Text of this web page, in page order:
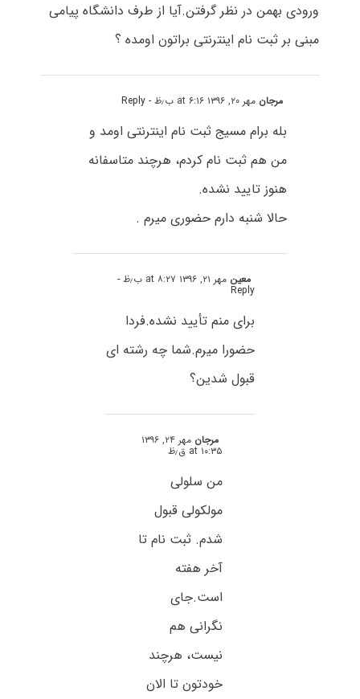
ورودی بهمن در نظر گرفتن.آیا از طرف دانشگاه پیامی
مبنی بر ثبت نام اینترنتی براتون اومده ؟
مرجان مهر ۲۰, ۱۳۹۶ at ۶:۱۶ ب٫ظ - Reply
بله برام مسیج ثبت نام اینترنتی اومد و
من هم ثبت نام کردم، هرچند متاسفانه
هنوز تایید نشده.
حالا شنبه دارم حضوری میرم .
معین مهر ۲۱, ۱۳۹۶ at ۸:۲۷ ب٫ظ -
Reply
برای منم تأیید نشده.فردا
حضورا میرم.شما چه رشته ای
قبول شدین؟
مرجان مهر ۲۴, ۱۳۹۶
at ۱۰:۳۵ ق٫ظ
من سلولی
مولکولی قبول
شدم. ثبت نام تا
آخر هفته
است‌.جای
نگرانی هم
نیست، هرچند
خودتون تا الان